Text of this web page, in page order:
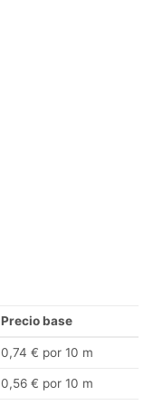
Precio base
0,74 € por 10 m
0,56 € por 10 m